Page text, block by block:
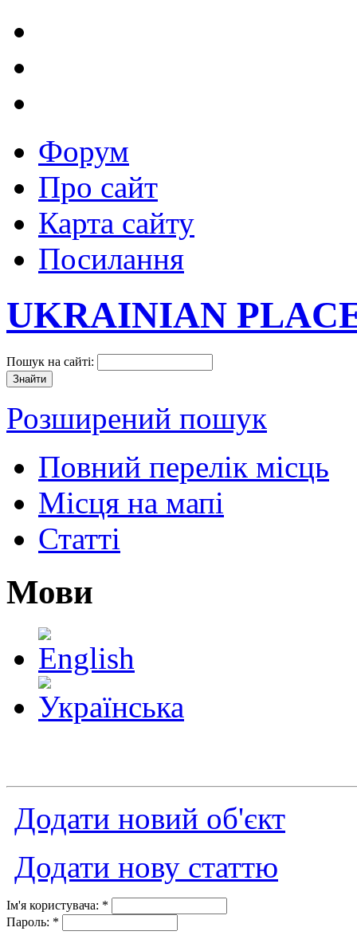
Форум
Про сайт
Карта сайту
Посилання
UKRAINIAN
Пошук на сайті:
Розширений пошук
Повний перелік місць
Місця на мапі
Статті
Мови
Додати новий об'єкт
Додати нову статтю
Ім'я користувача: *
Пароль: *